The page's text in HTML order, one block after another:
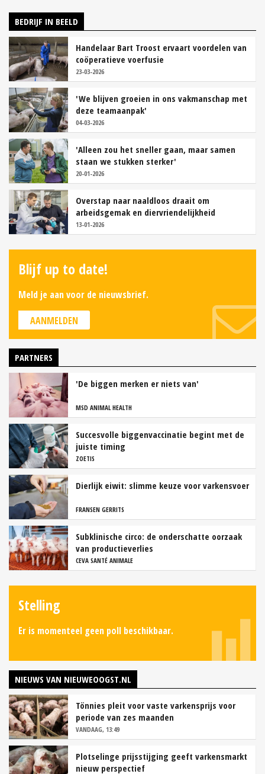
BEDRIJF IN BEELD
Handelaar Bart Troost ervaart voordelen van
coöperatieve voerfusie
23-03-2026
'We blijven groeien in ons vakmanschap met
deze teamaanpak'
04-03-2026
'Alleen zou het sneller gaan, maar samen
staan we stukken sterker'
20-01-2026
Overstap naar naaldloos draait om
arbeidsgemak en diervriendelijkheid
13-01-2026
Blijf up to date!
Meld je aan voor de nieuwsbrief.
AANMELDEN
PARTNERS
'De biggen merken er niets van'
MSD ANIMAL HEALTH
Succesvolle biggenvaccinatie begint met de
juiste timing
ZOETIS
Dierlijk eiwit: slimme keuze voor varkensvoer
FRANSEN GERRITS
Subklinische circo: de onderschatte oorzaak
van productieverlies
CEVA SANTÉ ANIMALE
Stelling
Er is momenteel geen poll beschikbaar.
NIEUWS VAN NIEUWEOOGST.NL
Tönnies pleit voor vaste varkensprijs voor
periode van zes maanden
VANDAAG, 13:49
Plotselinge prijsstijging geeft varkensmarkt
nieuw perspectief